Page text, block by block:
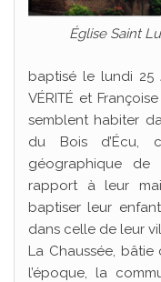
Église Saint
baptisé le lundi 25
VÉRITÉ et
semblent habiter
du Bois d’Écu,
géographique
rapport à leur
baptiser leur
dans celle de leur
La Chaussée,
l’époque, la